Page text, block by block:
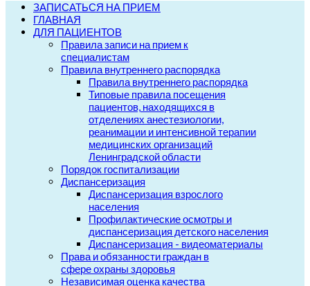
ЗАПИСАТЬСЯ НА ПРИЕМ
ГЛАВНАЯ
ДЛЯ ПАЦИЕНТОВ
Правила записи на прием к
специалистам
Правила внутреннего распорядка
Правила внутреннего распорядка
Типовые правила посещения
пациентов, находящихся в
отделениях анестезиологии,
реанимации и интенсивной терапии
медицинских организаций
Ленинградской области
Порядок госпитализации
Диспансеризация
Диспансеризация взрослого
населения
Профилактические осмотры и
диспансеризация детского населения
Диспансеризация - видеоматериалы
Права и обязанности граждан в
сфере охраны здоровья
Независимая оценка качества